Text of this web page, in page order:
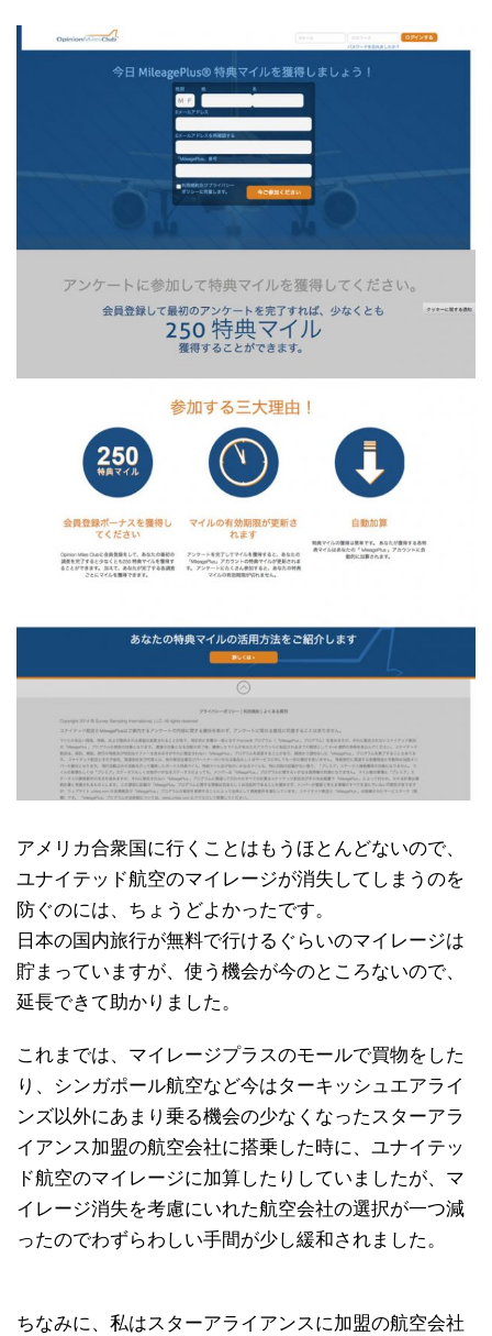
アメリカ合衆国に行くことはもうほとんどないので、
ユナイテッド航空のマイレージが消失してしまうのを
防ぐのには、ちょうどよかったです。
日本の国内旅行が無料で行けるぐらいのマイレージは
貯まっていますが、使う機会が今のところないので、
延長できて助かりました。
これまでは、マイレージプラスのモールで買物をした
り、シンガポール航空など今はターキッシュエアライ
ンズ以外にあまり乗る機会の少なくなったスターアラ
イアンス加盟の航空会社に搭乗した時に、ユナイテッ
ド航空のマイレージに加算したりしていましたが、マ
イレージ消失を考慮にいれた航空会社の選択が一つ減
ったのでわずらわしい手間が少し緩和されました。
ちなみに、私はスターアライアンスに加盟の航空会社